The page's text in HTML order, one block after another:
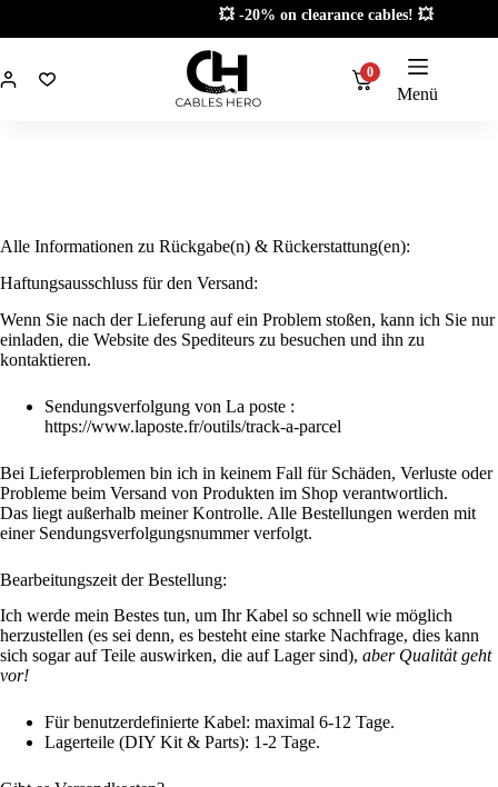
💥 -20% on clearance cables! 💥
0
Menü
Alle Informationen zu Rückgabe(n) & Rückerstattung(en):
Haftungsausschluss für den Versand:
Wenn Sie nach der Lieferung auf ein Problem stoßen, kann ich Sie nur
einladen, die Website des Spediteurs zu besuchen und ihn zu
kontaktieren.
Sendungsverfolgung von La poste :
https://www.laposte.fr/outils/track-a-parcel
Bei Lieferproblemen bin ich in keinem Fall für Schäden, Verluste oder
Probleme beim Versand von Produkten im Shop verantwortlich.
Das liegt außerhalb meiner Kontrolle. Alle Bestellungen werden mit
einer Sendungsverfolgungsnummer verfolgt.
Bearbeitungszeit der Bestellung:
Ich werde mein Bestes tun, um Ihr Kabel so schnell wie möglich
herzustellen (es sei denn, es besteht eine starke Nachfrage, dies kann
sich sogar auf Teile auswirken, die auf Lager sind), aber Qualität geht
vor!
Für benutzerdefinierte Kabel: maximal 6-12 Tage.
Lagerteile (DIY Kit & Parts): 1-2 Tage.